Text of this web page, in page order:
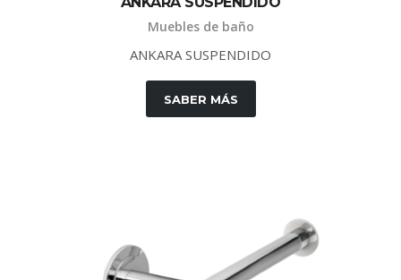
Muebles de baño
ANKARA SUSPENDIDO
SABER MÁS